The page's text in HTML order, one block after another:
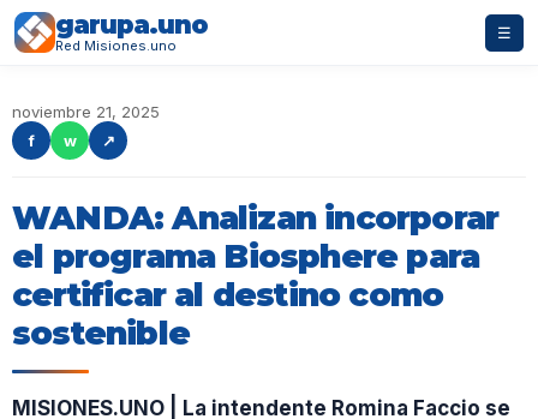
garupa.uno
Red Misiones.uno
☰
noviembre 21, 2025
f
w ↗
WANDA: Analizan incorporar
el programa Biosphere para
certificar al destino como
sostenible
MISIONES.UNO | La intendente Romina Faccio se